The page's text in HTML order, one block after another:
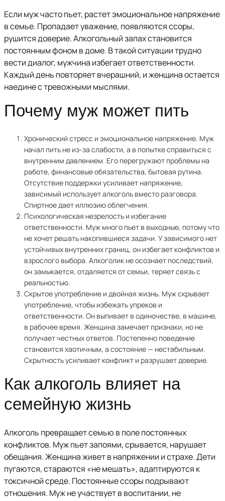
Если муж часто пьет, растет эмоциональное напряжение
в семье. Пропадает уважение, появляются ссоры,
рушится доверие. Алкогольный запах становится
постоянным фоном в доме. В такой ситуации трудно
вести диалог, мужчина избегает ответственности.
Каждый день повторяет вчерашний, и женщина остается
наедине с тревожными мыслями.
Почему муж может пить
Хронический стресс и эмоциональное напряжение. Муж
начал пить не из-за слабости, а в попытке справиться с
внутренним давлением. Его перегружают проблемы на
работе, финансовые обязательства, бытовая рутина.
Отсутствие поддержки усиливает напряжение,
зависимый использует алкоголь вместо разговора.
Спиртное дает иллюзию облегчения.
Психологическая незрелость и избегание
ответственности. Муж много пьет в выходные, потому что
не хочет решать накопившиеся задачи. У зависимого нет
устойчивых внутренних границ, он избегает конфликтов и
взрослого выбора. Алкоголик не осознает последствий,
он замыкается, отдаляется от семьи, теряет связь с
реальностью.
Скрытое употребление и двойная жизнь. Муж скрывает
употребление, чтобы избежать упреков и
ответственности. Он выпивает в одиночестве, в машине,
в рабочее время. Женщина замечает признаки, но не
получает честных ответов. Постепенно поведение
становится хаотичным, а состояние — нестабильным.
Скрытность усиливает конфликт и разрушает доверие.
Как алкоголь влияет на
семейную жизнь
Алкоголь превращает семью в поле постоянных
конфликтов. Муж пьет запоями, срывается, нарушает
обещания. Женщина живет в напряжении и страхе. Дети
пугаются, стараются «не мешать», адаптируются к
токсичной среде. Постоянные ссоры подрывают
отношения. Муж не участвует в воспитании, не